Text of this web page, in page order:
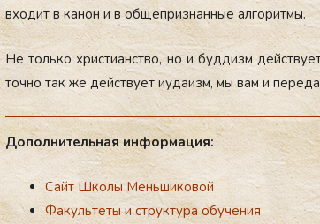
вхо­дит в ка­нон и в об­щеприз­нанные ал­го­рит­мы.
Не толь­ко хрис­ти­анс­тво, но и буд­дизм
точ­но так же дей­ству­ет и­уда­изм, мы вам и
До­пол­ни­тель­ная ин­фор­ма­ция:
Сайт Школы Меньшиковой
Факультеты и структура обучения